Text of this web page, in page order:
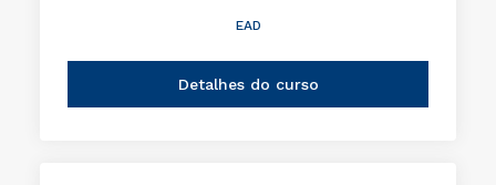
EAD
Detalhes do curso